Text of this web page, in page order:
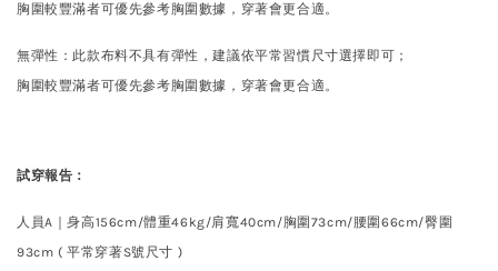
胸圍較豐滿者可優先參考胸圍數據，穿著會更合適。
無彈性：此款布料不具有彈性，建議依平常習慣尺寸選擇即可；
胸圍較豐滿者可優先參考胸圍數據，穿著會更合適。
試穿報告：
人員A｜身高156cm/體重46kg/肩寬40cm/胸圍73cm/腰圍66cm/臀圍
93cm ( 平常穿著S號尺寸 )